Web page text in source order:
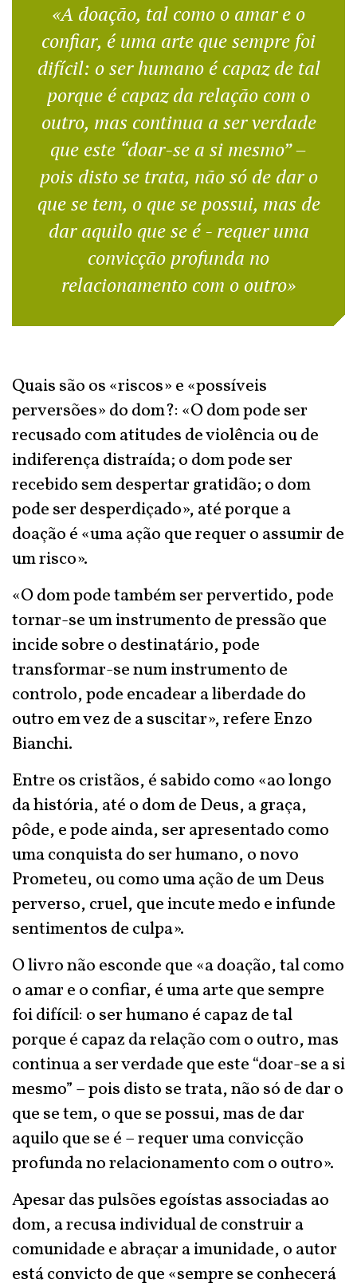
«A doação, tal como o amar e o
confiar, é uma arte que sempre foi
difícil: o ser humano é capaz de tal
porque é capaz da relação com o
outro, mas continua a ser verdade
que este “doar-se a si mesmo” –
pois disto se trata, não só de dar o
que se tem, o que se possui, mas de
dar aquilo que se é - requer uma
convicção profunda no
relacionamento com o outro»
Quais são os «riscos» e «possíveis
perversões» do dom?: «O dom pode ser
recusado com atitudes de violência ou de
indiferença distraída; o dom pode ser
recebido sem despertar gratidão; o dom
pode ser desperdiçado», até porque a
doação é «uma ação que requer o assumir de
um risco».
«O dom pode também ser pervertido, pode
tornar-se um instrumento de pressão que
incide sobre o destinatário, pode
transformar-se num instrumento de
controlo, pode encadear a liberdade do
outro em vez de a suscitar», refere Enzo
Bianchi.
Entre os cristãos, é sabido como «ao longo
da história, até o dom de Deus, a graça,
pôde, e pode ainda, ser apresentado como
uma conquista do ser humano, o novo
Prometeu, ou como uma ação de um Deus
perverso, cruel, que incute medo e infunde
sentimentos de culpa».
O livro não esconde que «a doação, tal como
o amar e o confiar, é uma arte que sempre
foi difícil: o ser humano é capaz de tal
porque é capaz da relação com o outro, mas
continua a ser verdade que este “doar-se a si
mesmo” – pois disto se trata, não só de dar o
que se tem, o que se possui, mas de dar
aquilo que se é – requer uma convicção
profunda no relacionamento com o outro».
Apesar das pulsões egoístas associadas ao
dom, a recusa individual de construir a
comunidade e abraçar a imunidade, o autor
está convicto de que «sempre se conhecerá